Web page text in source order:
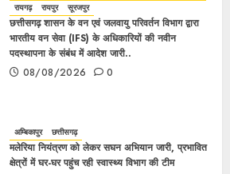
रायगढ़
रायपुर सूरजपुर
छत्तीसगढ़ शासन के वन एवं जलवायु परिवर्तन विभाग द्वारा
भारतीय वन सेवा (IFS) के अधिकारियों की नवीन
पदस्थापना के संबंध में आदेश जारी..
08/08/2026
0
अम्बिकापुर छत्तीसगढ़
मलेरिया नियंत्रण को लेकर सघन अभियान जारी, प्रभावित
क्षेत्रों में घर-घर पहुंच रही स्वास्थ्य विभाग की टीम